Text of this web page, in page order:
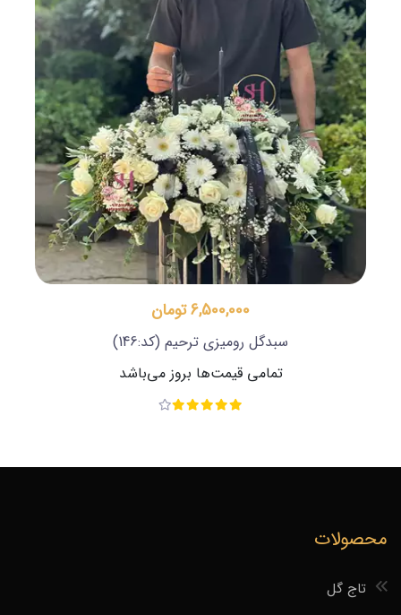
6,500,000 تومان
سبدگل رومیزی ترحیم (کد:146)
تمامی قیمت‌ها بروز می‌باشد
محصولات
تاج گل